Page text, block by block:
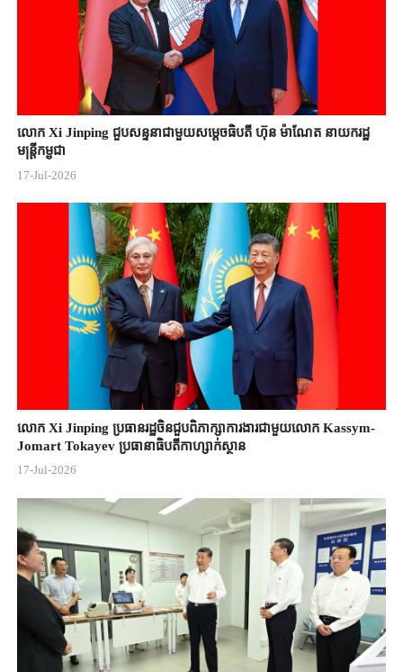
លោក Xi Jinping ជួបសន្ទនាជាមួយសម្តេចធិបតី ហ៊ុន ម៉ាណែត នាយករដ្ឋ
មន្ត្រីកម្ពុជា
17-Jul-2026
លោក Xi Jinping ប្រធានរដ្ឋចិន​ជួបពិភាក្សា​ការងារជាមួយ​លោក Kassym-
Jomart ​Tokayev ​ប្រធានាធិបតី​កាហ្សាក់ស្ថាន​
17-Jul-2026